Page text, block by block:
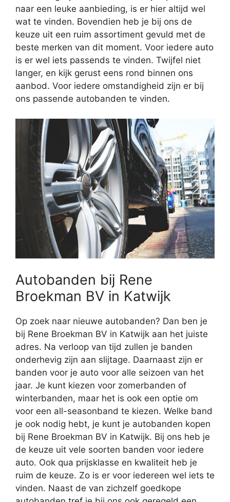
naar een leuke aanbieding, is er hier altijd wel
wat te vinden. Bovendien heb je bij ons de
keuze uit een ruim assortiment gevuld met de
beste merken van dit moment. Voor iedere auto
is er wel iets passends te vinden. Twijfel niet
langer, en kijk gerust eens rond binnen ons
aanbod. Voor iedere omstandigheid zijn er bij
ons passende autobanden te vinden.
Autobanden bij Rene
Broekman BV in Katwijk
Op zoek naar nieuwe autobanden? Dan ben je
bij Rene Broekman BV in Katwijk aan het juiste
adres. Na verloop van tijd zullen je banden
onderhevig zijn aan slijtage. Daarnaast zijn er
banden voor je auto voor alle seizoen van het
jaar. Je kunt kiezen voor zomerbanden of
winterbanden, maar het is ook een optie om
voor een all-seasonband te kiezen. Welke band
je ook nodig hebt, je kunt je autobanden kopen
bij Rene Broekman BV in Katwijk. Bij ons heb je
de keuze uit vele soorten banden voor iedere
auto. Ook qua prijsklasse en kwaliteit heb je
ruim de keuze. Zo is er voor iedereen wel iets te
vinden. Naast de van zichzelf goedkope